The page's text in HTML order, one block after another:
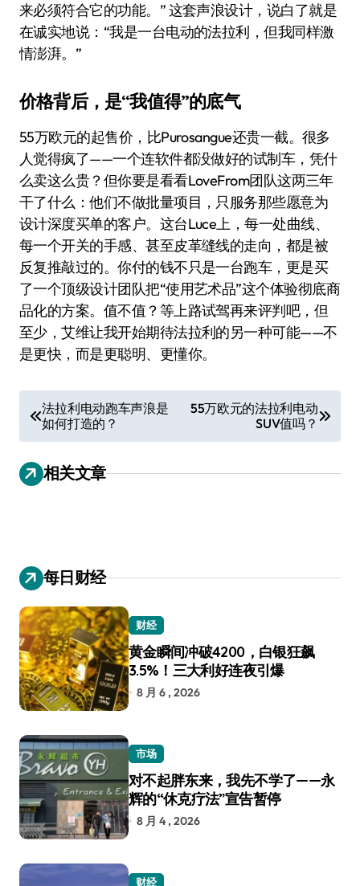
来必须符合它的功能。” 这套声浪设计，说白了就是
在诚实地说：“我是一台电动的法拉利，但我同样激
情澎湃。”
价格背后，是“我值得”的底气
55万欧元的起售价，比Purosangue还贵一截。很多
人觉得疯了——一个连软件都没做好的试制车，凭什
么卖这么贵？但你要是看看LoveFrom团队这两三年
干了什么：他们不做批量项目，只服务那些愿意为
设计深度买单的客户。这台Luce上，每一处曲线、
每一个开关的手感、甚至皮革缝线的走向，都是被
反复推敲过的。你付的钱不只是一台跑车，更是买
了一个顶级设计团队把“使用艺术品”这个体验彻底商
品化的方案。值不值？等上路试驾再来评判吧，但
至少，艾维让我开始期待法拉利的另一种可能——不
是更快，而是更聪明、更懂你。
章
导
航
法拉利电动跑车声浪是
如何打造的？
55万欧元的法拉利电动
SUV值吗？
相关文章
每日财经
财经
黄金瞬间冲破4200，白银狂飙
3.5%！三大利好连夜引爆
8 月 6 , 2026
市场
对不起胖东来，我先不学了——永
辉的“休克疗法”宣告暂停
8 月 4 , 2026
财经